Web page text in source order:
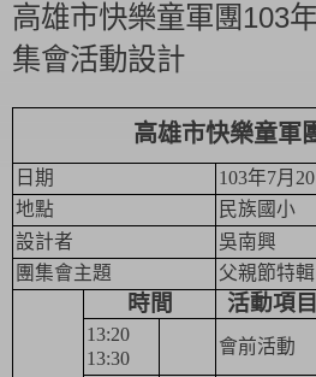
高雄市快樂童軍團103
集會活動設計
高雄市快樂童軍
日期 103年7月 20
地點
民族國小
設計者
吳南興
團集會主題
父親節特輯
時間 活動項目
13:20
13:30
會前活動